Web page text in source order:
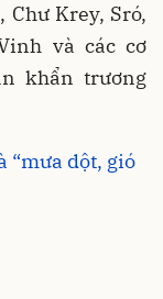
Chư Krey, Sró,
và các cơ
khẩn trương
“mưa dột, gió